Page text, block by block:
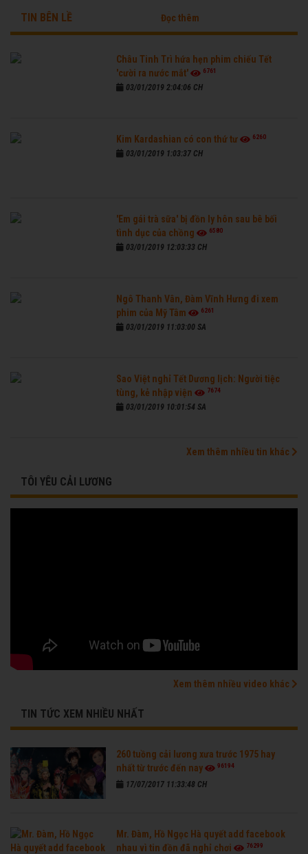
TIN BÊN LỀ Đọc thêm
Châu Tinh Trì hứa hẹn phim chiếu Tết
'cười ra nước mắt'
6761
03/01/2019 2:04:06 CH
Kim Kardashian có con thứ tư 6260
03/01/2019 1:03:37 CH
'Em gái trà sữa' bị đồn ly hôn sau bê bối
tình dục của chồng
6580
03/01/2019 12:03:33 CH
Ngô Thanh Vân, Đàm Vĩnh Hưng đi xem
phim của Mỹ Tâm
6261
03/01/2019 11:03:00 SA
Sao Việt nghỉ Tết Dương lịch: Người tiệc
tùng, kẻ nhập viện
7674
03/01/2019 10:01:54 SA
Xem thêm nhiều tin khác
TÔI YÊU CẢI LƯƠNG
Xem thêm nhiều video khác
TIN TỨC XEM NHIỀU NHẤT
260 tuồng cải lương xưa trước 1975 hay
nhất từ trước đến nay
96194
17/07/2017 11:33:48 CH
Mr. Đàm, Hồ Ngọc Hà quyết add facebook
nhau vì tin đồn đã nghỉ chơi
76299